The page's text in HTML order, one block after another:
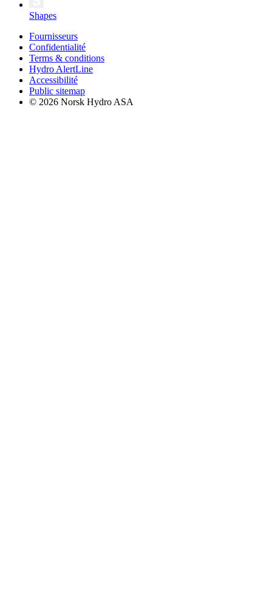
Shapes
Fournisseurs
Confidentialité
Terms & conditions
Hydro AlertLine
Accessibilité
Public sitemap
© 2026 Norsk Hydro ASA